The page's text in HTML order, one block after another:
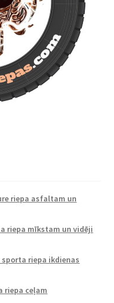
riepa asfaltam un
riepa mīkstam un vidēji
riepa ikdienas
riepa ceļam